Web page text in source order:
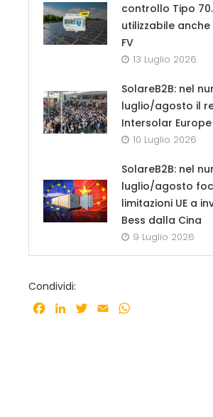
controllo Tipo
utilizzabile
FV
13 Luglio 2026
SolareB2B: nel
luglio/agosto il
Intersolar
10 Luglio 2026
SolareB2B: nel
luglio/agosto
limitazioni UE a
Bess dalla Cina
9 Luglio 2026
Condividi:
Facebook
LinkedInTwitter
Email